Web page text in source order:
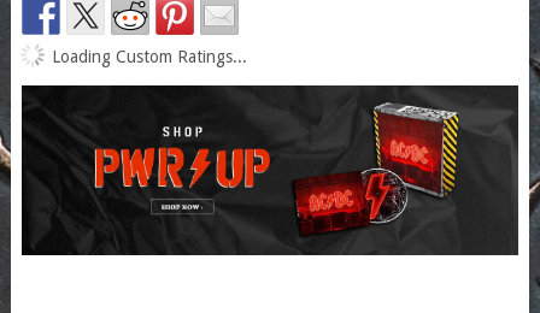
Loading Custom Ratings...